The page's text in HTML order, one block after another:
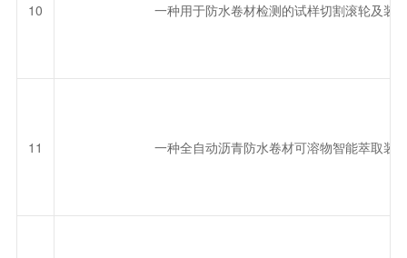
10 一种用于防水卷材检测的试样切割滚轮及装
11 一种全自动沥青防水卷材可溶物智能萃取装